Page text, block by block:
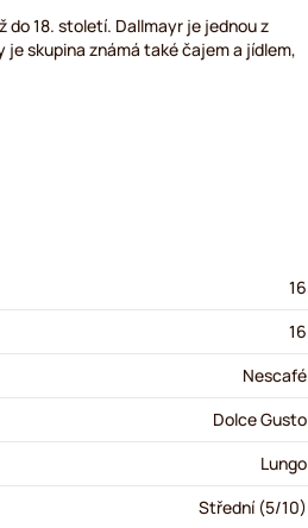
do 18. století. Dallmayr je jednou z
skupina známá také čajem a jídlem,
16
16
Nescafé
Dolce Gusto
Lungo
Střední (5/10)